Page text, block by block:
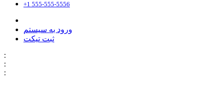
+1 555-555-5556
ورود به سیستم
ثبت تیکت
:
:
: